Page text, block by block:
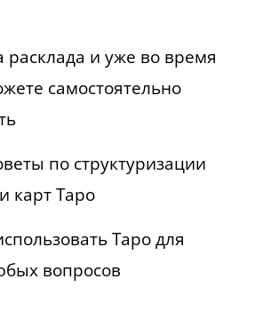
расклада и уже во время
самостоятельно
по структуризации
карт Таро
Таро для
вопросов